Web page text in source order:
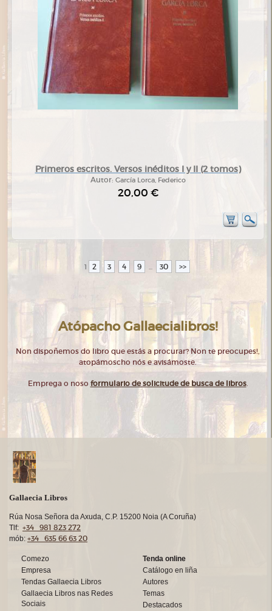
Primeros escritos. Versos inéditos I y II (2 tomos)
Autor: García Lorca, Federico
20,00 €
1 2 3 4 9 ... 30 >>
Atópacho Gallaecialibros!
Non dispoñemos do libro que estás a procurar? Non te preocupes!,
atopámoscho nós e avisámoste.
Emprega o noso formulario de solicitude de busca de libros.
Gallaecia Libros
Rúa Nosa Señora da Axuda, C.P. 15200 Noia (A Coruña)
Tlf: +34 981 823 272
mób: +34 635 66 63 20
Comezo
Empresa
Tendas Gallaecia Libros
Gallaecia Libros nas Redes
Sociais
Tenda online
Catálogo en liña
Autores
Temas
Destacados